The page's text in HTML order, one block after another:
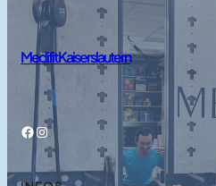
Medifit Kaiserslautern
Facebook Instagram